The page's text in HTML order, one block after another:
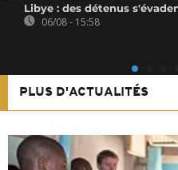
Libye : des détenus
06/08 - 15:58
PLUS D'ACTUALITÉS